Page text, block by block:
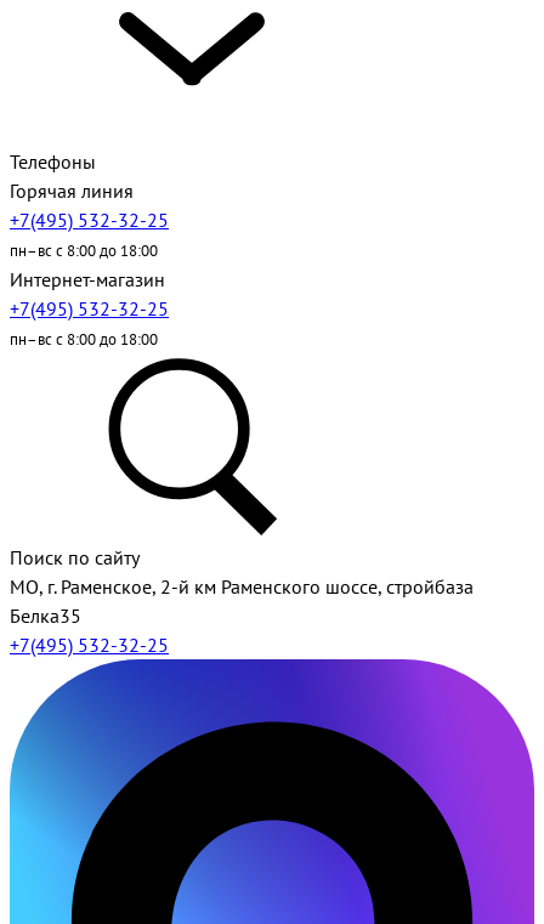
Телефоны
Горячая линия
+7(495) 532-32-25
пн–вс с 8:00 до 18:00
Интернет-магазин
+7(495) 532-32-25
пн–вс с 8:00 до 18:00
Поиск по сайту
МО, г. Раменское, 2-й км Раменского шоссе, стройбаза
Белка35
+7(495) 532-32-25